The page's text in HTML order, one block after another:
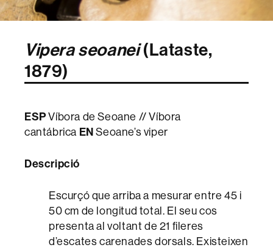
Vipera seoanei(Lataste,
1879)
ESPVíbora de Seoane // Víbora
cantábrica ENSeoane’s viper
Descripció
Escurçó que arriba a mesurar entre 45 i
50 cm de longitud total. El seu cos
presenta al voltant de 21 fileres
d’escates carenades dorsals. Existeixen